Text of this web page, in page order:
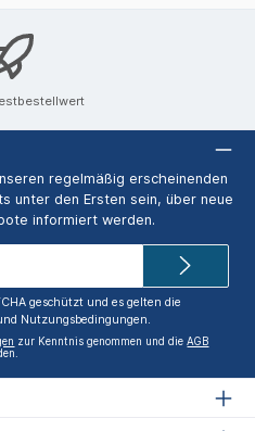
regelmäßig erscheinenden
unter den Ersten sein, über neue
informiert werden.
geschützt und es gelten die
Nutzungsbedingungen.
zur Kenntnis genommen und dieAGB